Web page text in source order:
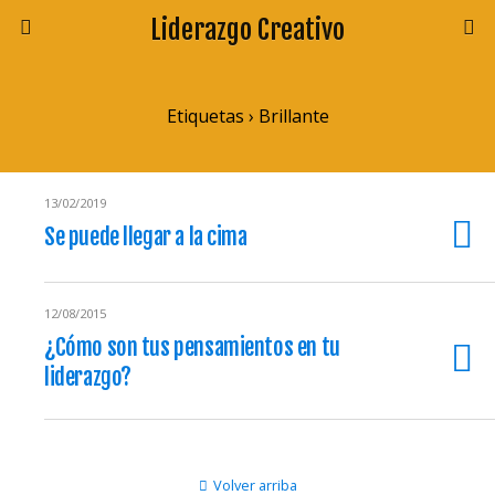
Liderazgo Creativo
Etiquetas › Brillante
13/02/2019
Se puede llegar a la cima
12/08/2015
¿Cómo son tus pensamientos en tu
liderazgo?
Volver arriba